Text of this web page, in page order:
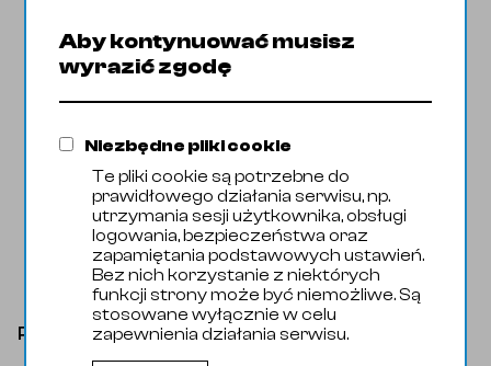
Pręt fi 008 1.4404
Aby kontynuować musisz
wyrazić zgodę
Niezbędne pliki cookie
Te pliki cookie są potrzebne do
prawidłowego działania serwisu, np.
utrzymania sesji użytkownika, obsługi
logowania, bezpieczeństwa oraz
zapamiętania podstawowych ustawień.
Bez nich korzystanie z niektórych
funkcji strony może być niemożliwe. Są
stosowane wyłącznie w celu
zapewnienia działania serwisu.